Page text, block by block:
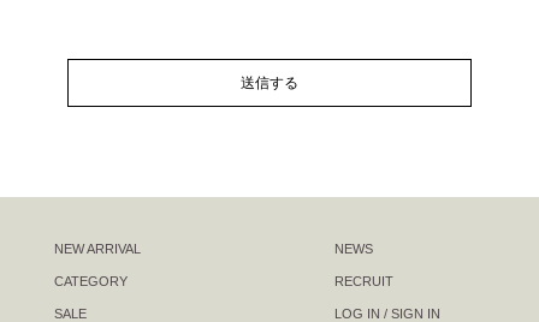
NEW ARRIVAL
CATEGORY
SALE
NEWS
RECRUIT
LOG IN / SIGN IN